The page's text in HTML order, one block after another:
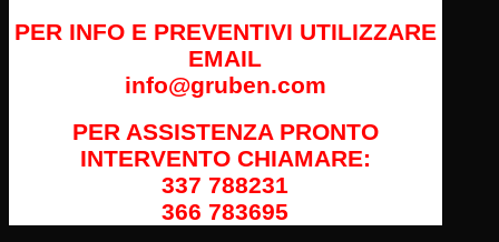
PER INFO E PREVENTIVI UTILIZZARE
EMAIL
info@gruben.com
PER ASSISTENZA PRONTO
INTERVENTO CHIAMARE:
337 788231
366 783695